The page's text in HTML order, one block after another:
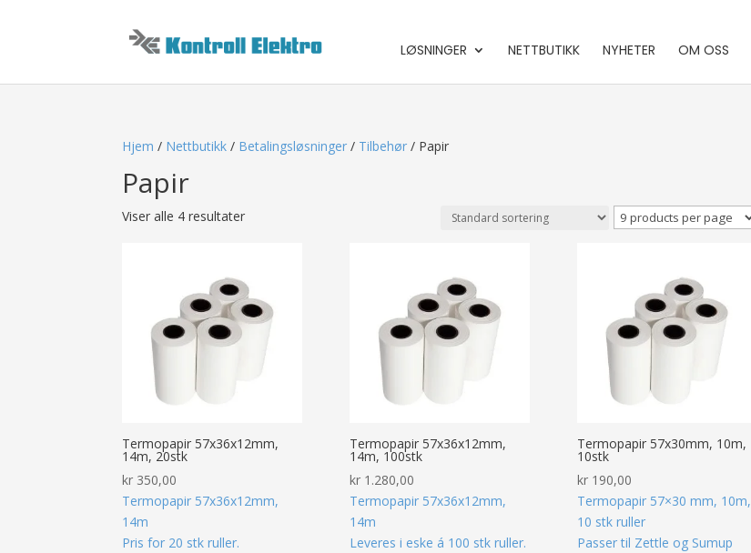
LØSNINGER NETTBUTIKK NYHETER OM OSS
Hjem / Nettbutikk / Betalingsløsninger / Tilbehør / Papir
Papir
Viser alle 4 resultater
Termopapir 57x36x12mm,
14m, 20stk
kr 350,00
Termopapir 57x36x12mm,
14m
Pris for 20 stk ruller.
Termopapir 57x36x12mm,
14m, 100stk
kr 1.280,00
Termopapir 57x36x12mm,
14m
Leveres i eske á 100 stk ruller.
Termopapir 57x30mm, 10m,
10stk
kr190,00
Termopapir 57×30 mm, 10m,
10 stk ruller
Passer til Zettle og Sumup